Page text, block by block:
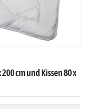
cm und Kissen 80 x